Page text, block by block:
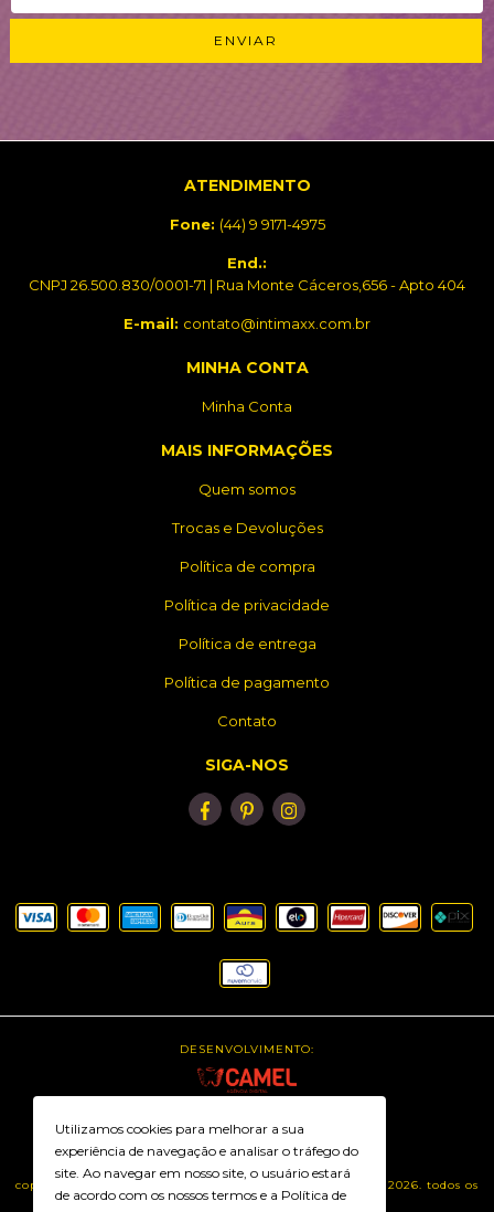
ATENDIMENTO
Fone: (44) 9 9171-4975
End.:
CNPJ 26.500.830/0001-71 | Rua Monte Cáceros,656 - Apto 404
E-mail: contato@intimaxx.com.br
MINHA CONTA
Minha Conta
MAIS INFORMAÇÕES
Quem somos
Trocas e Devoluções
Política de compra
Política de privacidade
Política de entrega
Política de pagamento
Contato
SIGA-NOS
DESENVOLVIMENTO:
copyright intimaxx lingerie plus size - 26500830000171 - 2026. todos os
Utilizamos cookies para melhorar a sua
experiência de navegação e analisar o tráfego do
site. Ao navegar em nosso site, o usuário estará
de acordo com os nossos termos e a Política de